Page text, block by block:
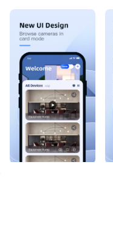
ด้วยคุณสมบัติเปิดหลาย
เรียกใช้แอปพลิเคชัน
ฟังก์ชันการถ่ายโอนไฟ
ไฟล์เป็นเรื่องง่ายมาก
ดาวน์โหลด YI Smart
ไปกับหน้าจอขนาดให
เวอร์ชันพีซี!
****ความสนใจ!!! แอพนี้